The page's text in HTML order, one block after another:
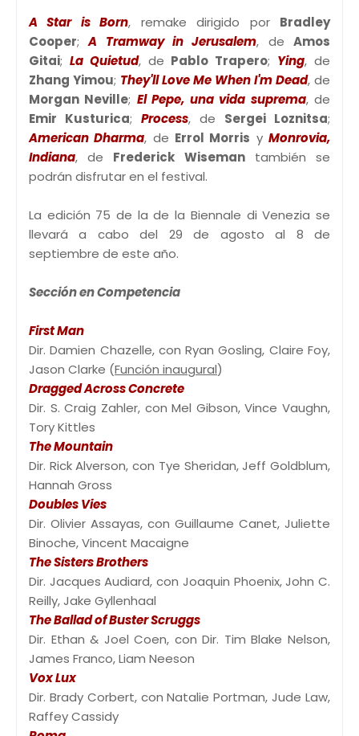
A Star is Born, remake dirigido por Bradley
Cooper;A Tramway in Jerusalem, deAmos
Gitai; La Quietud, de Pablo Trapero; Ying, de
Zhang Yimou; They'll Love Me When I'm Dead, de
Morgan Neville; El Pepe, una vida suprema, de
Emir Kusturica; Process, de Sergei Loznitsa;
American Dharma, de Errol Morris yMonrovia,
Indiana, de Frederick Wisemantambién se
podrán disfrutar en el festival.
La edición 75 de la de la Biennale di Venezia se
llevará a cabo del 29 de agosto al 8 de
septiembre de este año.
Sección en Competencia
First Man
Dir. Damien Chazelle, con Ryan Gosling, Claire Foy,
Jason Clarke (Función inaugural)
Dragged Across Concrete
Dir. S. Craig Zahler, con Mel Gibson, Vince Vaughn,
Tory Kittles
The Mountain
Dir. Rick Alverson, con Tye Sheridan, Jeff Goldblum,
Hannah Gross
Doubles Vies
Dir. Olivier Assayas, con Guillaume Canet, Juliette
Binoche, Vincent Macaigne
The Sisters Brothers
Dir. Jacques Audiard, con Joaquin Phoenix, John C.
Reilly, Jake Gyllenhaal
The Ballad of Buster Scruggs
Dir. Ethan & Joel Coen, con Dir. Tim Blake Nelson,
James Franco, Liam Neeson
Vox Lux
Dir. Brady Corbert, con Natalie Portman, Jude Law,
Raffey Cassidy